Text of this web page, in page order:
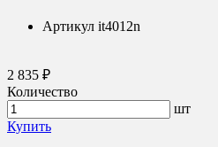
Артикул it4012n
2 835 ₽
Количество
шт
Купить